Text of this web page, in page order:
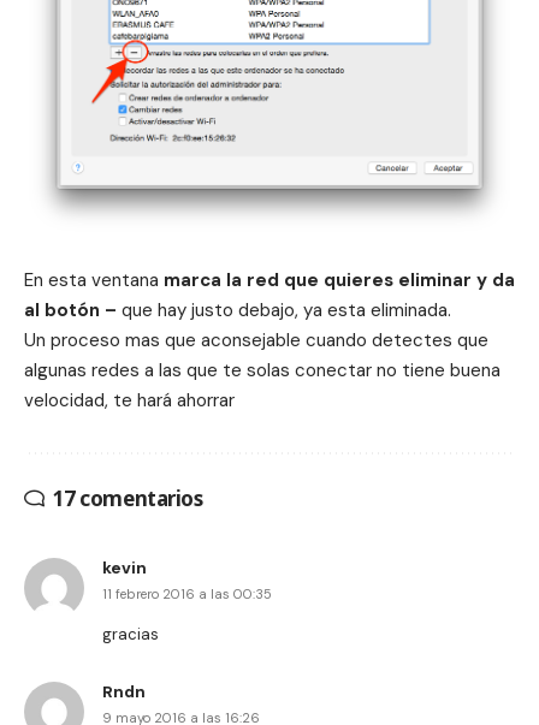
En esta ventana marca la red que quieres eliminar y da
al botón – que hay justo debajo, ya esta eliminada.
Un proceso mas que aconsejable cuando detectes que
algunas redes a las que te solas conectar no tiene buena
velocidad, te hará ahorrar
17 comentarios
kevin
11 febrero 2016 a las 00:35
gracias
Rndn
9 mayo 2016 a las 16:26